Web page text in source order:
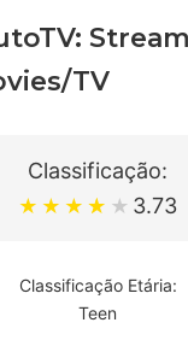
TV
Classificação:
★ ★ ★ ★ ★ 3.73
Classificação Etária:
Teen